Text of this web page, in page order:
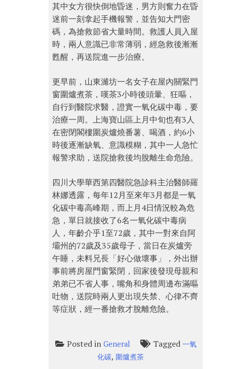
其中女方很快倒地昏迷，男方則奮力在昏
迷前一刻拿起手機報警，並告知大門密
碼，為搶救節省大量時間。救護人員入屋
時，兩人意識已非常薄弱，經急救後漸漸
甦醒，再送院進一步治療。
更早前，山東濰坊一名女子在屋內關緊門
窗圍爐煮茶，嘆茶3小時後頭暈、狂嘔，
自行到醫院求醫，證實一氧化碳中毒，要
治療一周。上海寶山區上月中旬也有3人
在密閉閣樓圍炭爐燒番薯、喝酒，約6小
時後逐漸缺氧、意識模糊，其中一人急忙
報警求助，送院搶救後均脫離生命危險。
四川大學華西第四醫院急診科主治醫師羅
林娜透露，每年12月至來年3月都是一氧
化碳中毒高峰期，而上月4日情況較為危
急，單日就接收了6名一氧化碳中毒病
人，年齡介乎1至72歲，其中一對來自阿
壩州的72歲及35歲母子，當日在炭爐旁
午睡，未料兄長「好心做壞事」，外出辦
事前將房屋門窗緊閉，回家後發現母親和
弟弟已不省人事，嘴角和身體周邊布滿嘔
吐物，送院時兩人更出現失禁、心律不齊
等症狀，經一番搶救才脫離危險。
Posted in General Tagged 一氧
化碳, 圍爐煮茶